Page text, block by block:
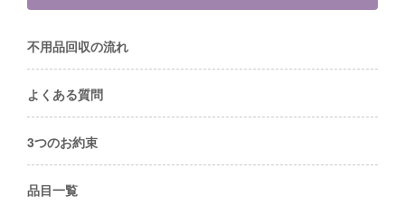
不用品回収の流れ
よくある質問
3つのお約束
品目一覧